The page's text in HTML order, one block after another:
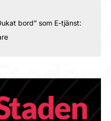
bord” som E-tjänst: